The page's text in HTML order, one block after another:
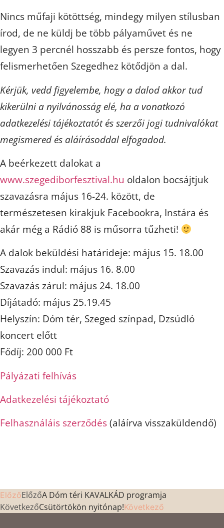
Nincs műfaji kötöttség, mindegy milyen stílusban
írod, de ne küldj be több pályaművet és ne
legyen 3 percnél hosszabb és persze fontos, hogy
felismerhetően Szegedhez kötődjön a dal.
Kérjük, vedd figyelembe, hogy a dalod akkor tud
kikerülni a nyilvánosság elé, ha a vonatkozó
adatkezelési tájékoztatót és szerzői jogi tudnivalókat
megismered és aláírásoddal elfogadod.
A beérkezett dalokat a
www.szegediborfesztival.hu oldalon bocsájtjuk
szavazásra május 16-24. között, de
természetesen kirakjuk Facebookra, Instára és
akár még a Rádió 88 is műsorra tűzheti!
A dalok beküldési határideje: május 15. 18.00
Szavazás indul: május 16. 8.00
Szavazás zárul: május 24. 18.00
Díjátadó: május 25.19.45
Helyszín: Dóm tér, Szeged színpad, Dzsúdló
koncert előtt
Fődíj: 200 000 Ft
Pályázati felhívás
Adatkezelési tájékoztató
Felhasználáis szerződés(aláírva visszaküldendő)
ElőzőElőzőA Dóm téri KAVALKÁD programja
KövetkezőCsütörtökön nyitónap!Következő